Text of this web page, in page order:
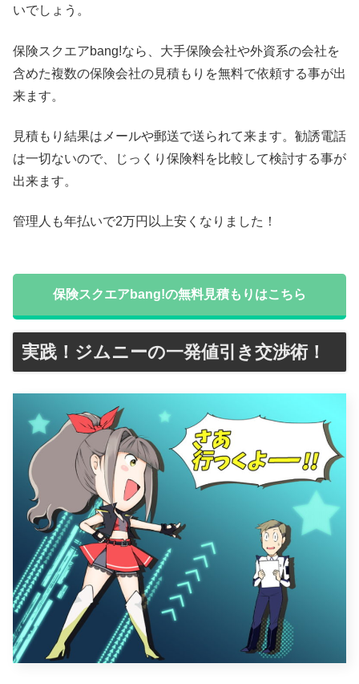
いでしょう。
保険スクエアbang!なら、大手保険会社や外資系の会社を
含めた複数の保険会社の見積もりを無料で依頼する事が出
来ます。
見積もり結果はメールや郵送で送られて来ます。勧誘電話
は一切ないので、じっくり保険料を比較して検討する事が
出来ます。
管理人も年払いで2万円以上安くなりました！
保険スクエアbang!の無料見積もりはこちら
実践！ジムニーの一発値引き交渉術！